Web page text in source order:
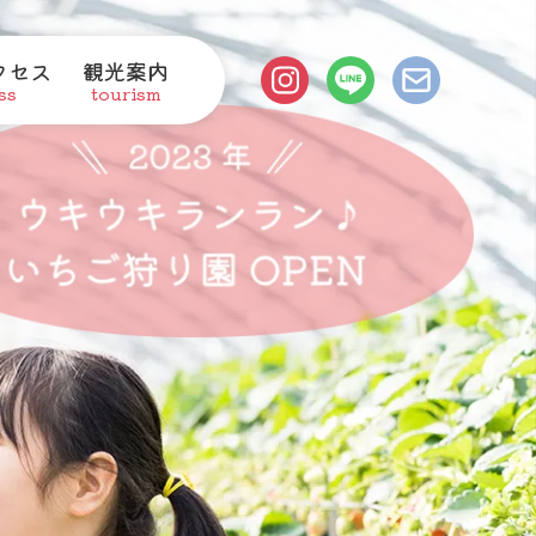
セス 観光案内
tourism